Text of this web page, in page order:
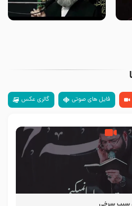
زیارتی که اسباب رزق زیاد و عمر
طولانی است حجت السلام حسین
فایل های صوتی گالری عکس
سیب سرخی